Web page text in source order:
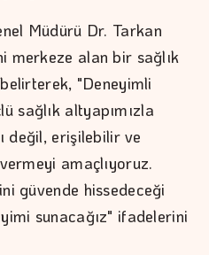
Müdürü Dr. Tarkan
merkeze alan bir sağlık
"Deneyimli
sağlık altyapımızla
değil, erişilebilir ve
amaçlıyoruz.
güvende hissedeceği
sunacağız" ifadelerini